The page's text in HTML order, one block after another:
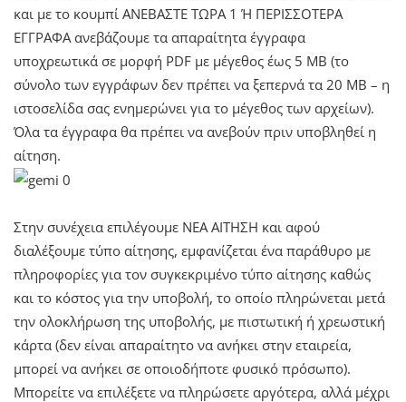
και με το κουμπί ΑΝΕΒΑΣΤΕ ΤΩΡΑ 1 Ή ΠΕΡΙΣΣΟΤΕΡΑ
ΕΓΓΡΑΦΑ ανεβάζουμε τα απαραίτητα έγγραφα
υποχρεωτικά σε μορφή PDF με μέγεθος έως 5 ΜΒ (το
σύνολο των εγγράφων δεν πρέπει να ξεπερνά τα 20 ΜΒ – η
ιστοσελίδα σας ενημερώνει για το μέγεθος των αρχείων).
Όλα τα έγγραφα θα πρέπει να ανεβούν πριν υποβληθεί η
αίτηση.
Στην συνέχεια επιλέγουμε ΝΕΑ ΑΙΤΗΣΗ και αφού
διαλέξουμε τύπο αίτησης, εμφανίζεται ένα παράθυρο με
πληροφορίες για τον συγκεκριμένο τύπο αίτησης καθώς
και το κόστος για την υποβολή, το οποίο πληρώνεται μετά
την ολοκλήρωση της υποβολής, με πιστωτική ή χρεωστική
κάρτα (δεν είναι απαραίτητο να ανήκει στην εταιρεία,
μπορεί να ανήκει σε οποιοδήποτε φυσικό πρόσωπο).
Μπορείτε να επιλέξετε να πληρώσετε αργότερα, αλλά μέχρι